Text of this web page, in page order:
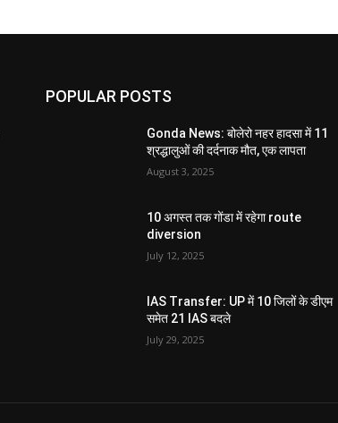
POPULAR POSTS
Gonda News: बोलेरो नहर हादसा में 11
श्रद्धालुओं की दर्दनाक मौत, एक लापता
August 3, 2025
10 अगस्त तक गोंडा में रहेगा route
diversion
July 12, 2025
IAS Transfer: UP में 10 जिलों के डीएम
समेत 21 IAS बदले
July 29, 2025